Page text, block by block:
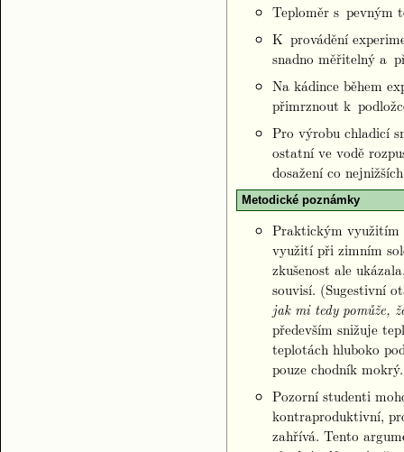
Teploměr s pevným
K provádění
snadno měřitelný a
Na kádince během
přimrznout k
Pro výrobu chladicí
ostatní ve vodě
dosažení co
Metodické poznámky
Praktickým využitím
využití při zimním
zkušenost ale
souvisí. (Sugestivní
jak mi tedy pomůže,
především snižuje
teplotách hluboko
pouze chodník mokrý.
Pozorní studenti
kontraproduktivní,
zahřívá. Tento